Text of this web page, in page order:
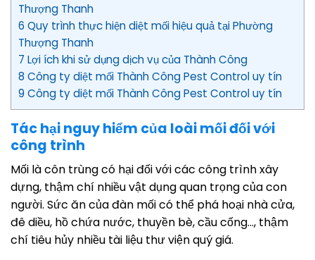
Thượng Thanh
6 Quy trình thực hiện diệt mối hiệu quả tại Phường
Thượng Thanh
7 Lợi ích khi sử dụng dịch vụ của Thành Công
8 Công ty diệt mối Thành Công Pest Control uy tín
9 Công ty diệt mối Thành Công Pest Control uy tín
Tác hại nguy hiểm của loài mối đối với
công trình
Mối là côn trùng có hại đối với các công trình xây
dựng, thậm chí nhiều vật dụng quan trọng của con
người. Sức ăn của đàn mối có thể phá hoại nhà cửa,
đê diều, hồ chứa nước, thuyền bè, cầu cống…, thậm
chí tiêu hủy nhiều tài liệu thư viện quý giá.